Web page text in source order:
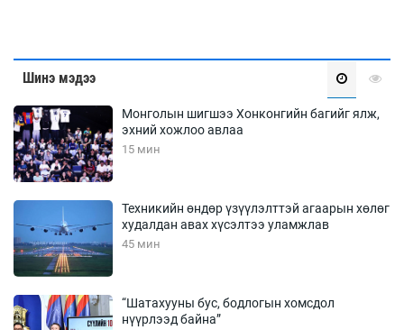
Шинэ мэдээ
Монголын шигшээ Хонконгийн багийг ялж,
эхний хожлоо авлаа
15 мин
Техникийн өндөр үзүүлэлттэй агаарын хөлөг
худалдан авах хүсэлтээ уламжлав
45 мин
“Шатахууны бус, бодлогын хомсдол
нүүрлээд байна”